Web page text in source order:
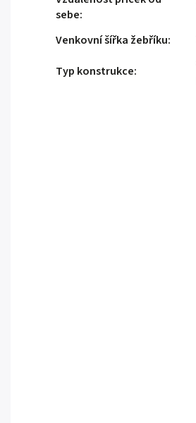
sebe:
Venkovní šířka žebříku:
Typ konstrukce: